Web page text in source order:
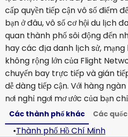
cấp quyền tiếp cận vô số điểm
bạn ở đâu, vô số cơ hội du lịch
quan thành phố sôi động đến
hay các địa danh lịch sử,
không rộng lớn của Flight
chuyến bay trực tiếp và gián
dễ dàng tiếp cận. Với hàng
nơi nghỉ ngơi mơ ước của bạn
Các thành phố khác Các
•Thành phố Hồ Chí Minh